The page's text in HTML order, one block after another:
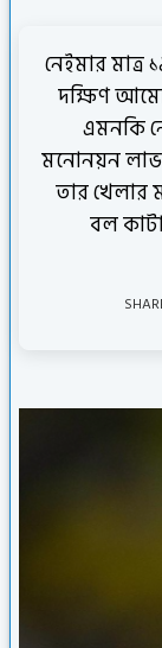
নেইমার
দক্ষিণ
এমনকি
মনোনয়ন লাভ
তার খেলার
বল